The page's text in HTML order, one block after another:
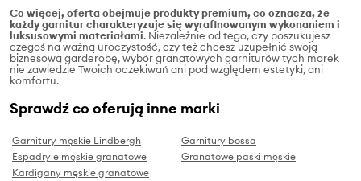
Co więcej, oferta obejmuje produkty premium, co oznacza, że
każdy garnitur charakteryzuje się wyrafinowanym wykonaniem i
luksusowymi materiałami. Niezależnie od tego, czy poszukujesz
czegoś na ważną uroczystość, czy też chcesz uzupełnić swoją
biznesową garderobę, wybór granatowych garniturów tych marek
nie zawiedzie Twoich oczekiwań ani pod względem estetyki, ani
komfortu.
Sprawdź co oferują inne marki
Garnitury męskie Lindbergh
Garnitury bossa
Espadryle męskie granatowe
Granatowe paski męskie
Kardigany męskie granatowe